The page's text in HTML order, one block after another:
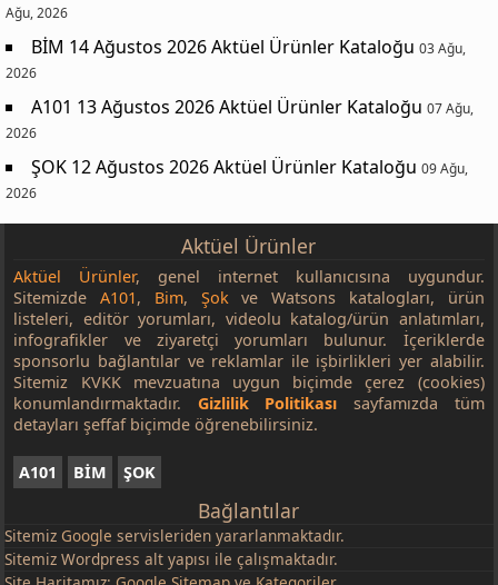
Ağu, 2026
BİM 14 Ağustos 2026 Aktüel Ürünler Kataloğu 03 Ağu,
2026
A101 13 Ağustos 2026 Aktüel Ürünler Kataloğu 07 Ağu,
2026
ŞOK 12 Ağustos 2026 Aktüel Ürünler Kataloğu 09 Ağu,
2026
Aktüel Ürünler
Aktüel Ürünler, genel internet kullanıcısına uygundur.
SitemizdeA101, Bim, Şokve Watsons katalogları, ürün
listeleri, editör yorumları, videolu katalog/ürün anlatımları,
infografikler ve ziyaretçi yorumları bulunur. İçeriklerde
sponsorlu bağlantılar ve reklamlar ile işbirlikleri yer alabilir.
Sitemiz KVKK mevzuatına uygun biçimde çerez (cookies)
konumlandırmaktadır. Gizlilik Politikası sayfamızda tüm
detayları şeffaf biçimde öğrenebilirsiniz.
A101 BİM ŞOK
Bağlantılar
Sitemiz Google servisleriden yararlanmaktadır.
Sitemiz Wordpress alt yapısı ile çalışmaktadır.